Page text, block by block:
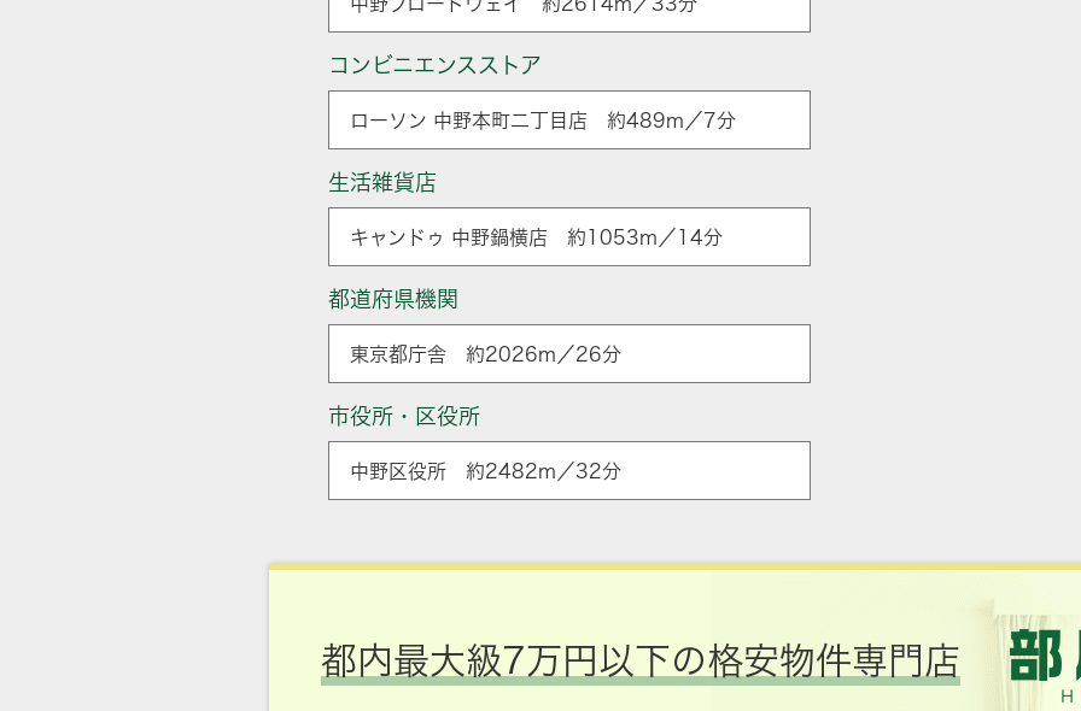
コンビニエンスストア
ローソン 中野本町二丁目店 約489m／7分
生活雑貨店
キャンドゥ 中野鍋横店 約1053m／14分
都道府県機関
東京都庁舎 約2026m／26分
市役所・区役所
中野区役所 約2482m／32分
都内最大級7万円以下の格安物件専門店